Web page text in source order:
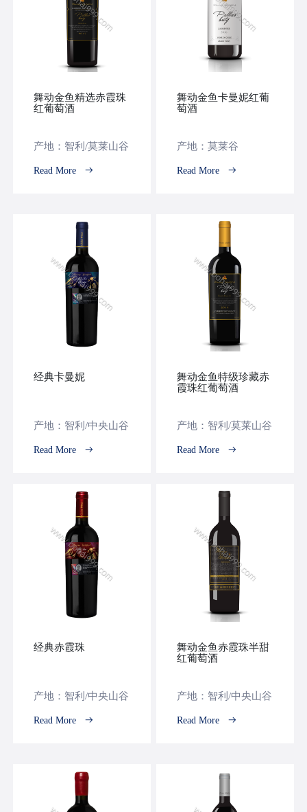
舞动金鱼精选赤霞珠
红葡萄酒
产地：智利/莫莱山谷
Read More
舞动金鱼卡曼妮红葡
萄酒
产地：莫莱谷
Read More
经典卡曼妮
产地：智利/中央山谷
Read More
舞动金鱼特级珍藏赤
霞珠红葡萄酒
产地：智利/莫莱山谷
Read More
经典赤霞珠
产地：智利/中央山谷
Read More
舞动金鱼赤霞珠半甜
红葡萄酒
产地：智利/中央山谷
Read More